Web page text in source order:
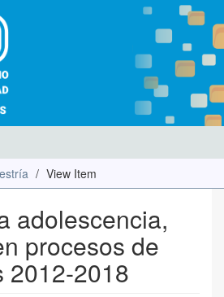
View Item
adolescencia,
procesos de
2012-2018